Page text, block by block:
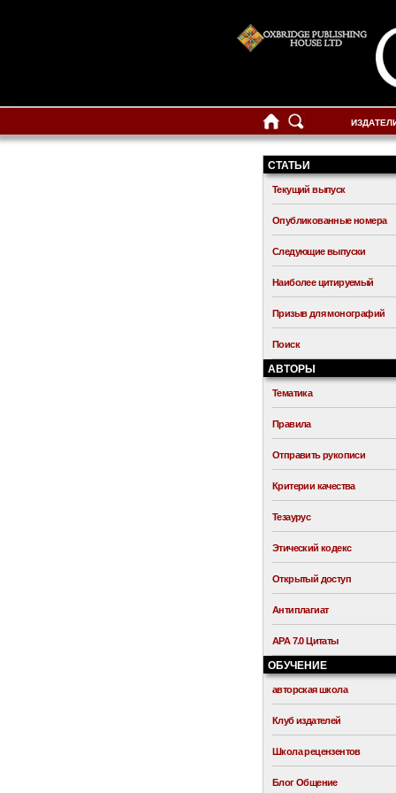
СТАТЬИ
Текущий выпуск
Опубликованные номера
Следующие выпуски
Наиболее цитируемый
Призыв для монографий
Поиск
АВТОРЫ
Тематика
Правила
Отправить рукописи
Критерии качества
Тезаурус
Этический кодекс
Открытый доступ
Антиплагиат
APA 7.0 Цитаты
ОБУЧЕНИЕ
авторская школа
Клуб издателей
Школа рецензентов
Блог Общение